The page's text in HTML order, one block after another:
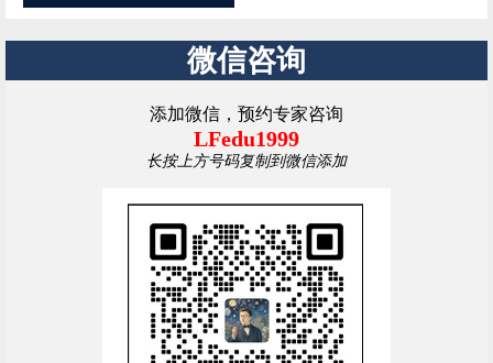
微信咨询
添加微信，预约专家咨询
LFedu1999
长按上方号码复制到微信添加